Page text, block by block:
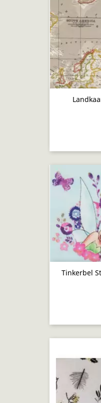
Tinkerbel